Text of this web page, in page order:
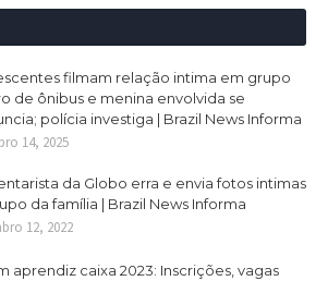
filmam relação intima em grupo
de ônibus e menina envolvida se
polícia investiga | Brazil News Informa
14, 2025
da Globo erra e envia fotos intimas
da família | Brazil News Informa
12, 2022
aprendiz caixa 2023: Inscrições, vagas